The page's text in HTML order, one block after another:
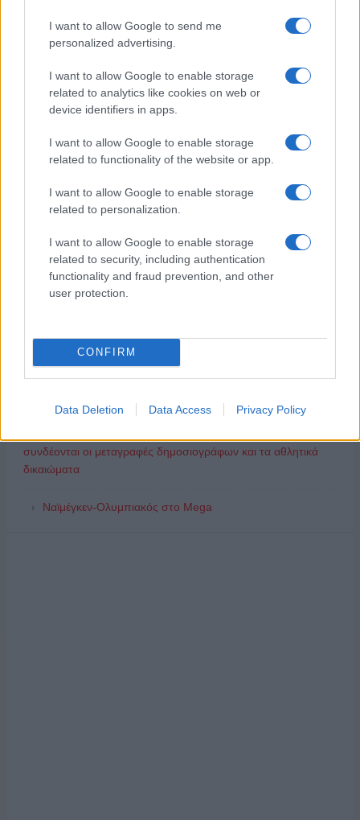
I want to allow Google to send me
personalized advertising.
I want to allow Google to enable storage
related to analytics like cookies on web or
device identifiers in apps.
I want to allow Google to enable storage
related to functionality of the website or app.
I want to allow Google to enable storage
related to personalization.
I want to allow Google to enable storage
related to security, including authentication
functionality and fraud prevention, and other
user protection.
CONFIRM
Data Deletion Data Access Privacy Policy
ΔΗΜΟΦΙΛΗ
ΑΧΜΕΣ: Δεύτερες σκέψεις στον ΑΝΤ1...
χάρτης των επιδοτήσεων στην TV, μέσω ΕΚΚΟΜΕΔ
ΑΙΧΜΕΣ: Καλοκαίρι ανατροπών
Παίρνουν… σειρά 26 σειρές για τη σεζόν 2026 – 2027
συνδέονται οι μεταγραφές δημοσιογράφων και τα αθλητικά
δικαιώματα
Ναϊμέγκεν-Ολυμπιακός στο Mega